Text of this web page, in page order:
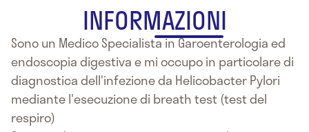
INFORMAZIONI
Sono un Medico Specialista in Garoenterologia ed
endoscopia digestiva e mi occupo in particolare di
diagnostica dell'infezione da Helicobacter Pylori
mediante l'esecuzione di breath test (test del
respiro)